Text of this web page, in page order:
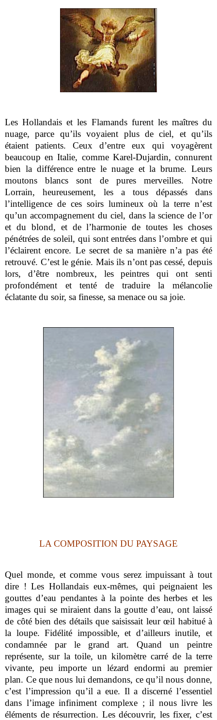
Les Hollandais et les Flamands furent les maîtres du
nuage, parce qu’ils voyaient plus de ciel, et qu’ils
étaient patients. Ceux d’entre eux qui voyagèrent
beaucoup en Italie, comme Karel-Dujardin, connurent
bien la différence entre le nuage et la brume. Leurs
moutons blancs sont de pures merveilles. Notre
Lorrain, heureusement, les a tous dépassés dans
l’intelligence de ces soirs lumineux où la terre n’est
qu’un accompagnement du ciel, dans la science de l’or
et du blond, et de l’harmonie de toutes les choses
pénétrées de soleil, qui sont entrées dans l’ombre et qui
l’éclairent encore. Le secret de sa manière n’a pas été
retrouvé. C’est le génie. Mais ils n’ont pas cessé, depuis
lors, d’être nombreux, les peintres qui ont senti
profondément et tenté de traduire la mélancolie
éclatante du soir, sa finesse, sa menace ou sa joie.
LA COMPOSITION DU PAYSAGE
Quel monde, et comme vous serez impuissant à tout
dire ! Les Hollandais eux-mêmes, qui peignaient les
gouttes d’eau pendantes à la pointe des herbes et les
images qui se miraient dans la goutte d’eau, ont laissé
de côté bien des détails que saisissait leur œil habitué à
la loupe. Fidélité impossible, et d’ailleurs inutile, et
condamnée par le grand art. Quand un peintre
représente, sur la toile, un kilomètre carré de la terre
vivante, peu importe un lézard endormi au premier
plan. Ce que nous lui demandons, ce qu’il nous donne,
c’est l’impression qu’il a eue. Il a discerné l’essentiel
dans l’image infiniment complexe ; il nous livre les
éléments de résurrection. Les découvrir, les fixer, c’est